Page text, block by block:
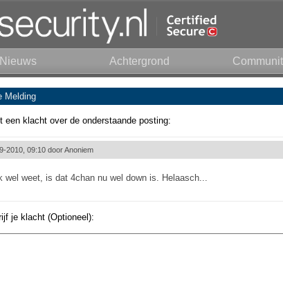
Nieuws Achtergrond
Melding
een klacht over de onderstaande posting:
2010, 09:10 doorAnoniem
wel weet, is dat 4chan nu wel down is. Helaasch...
je klacht (Optioneel):